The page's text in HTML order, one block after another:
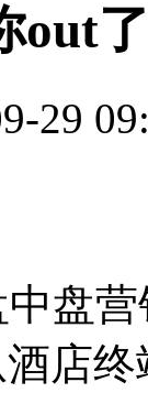
out
29
营
店